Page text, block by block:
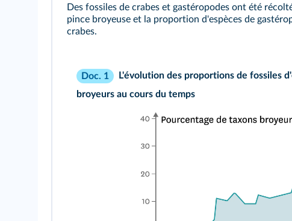
Des fossiles de crabes et gastéropodes ont été
pince broyeuse et la proportion d'espèces de
crabes.
Doc. 1
L'évolution des proportions de fossiles
broyeurs au cours du temps